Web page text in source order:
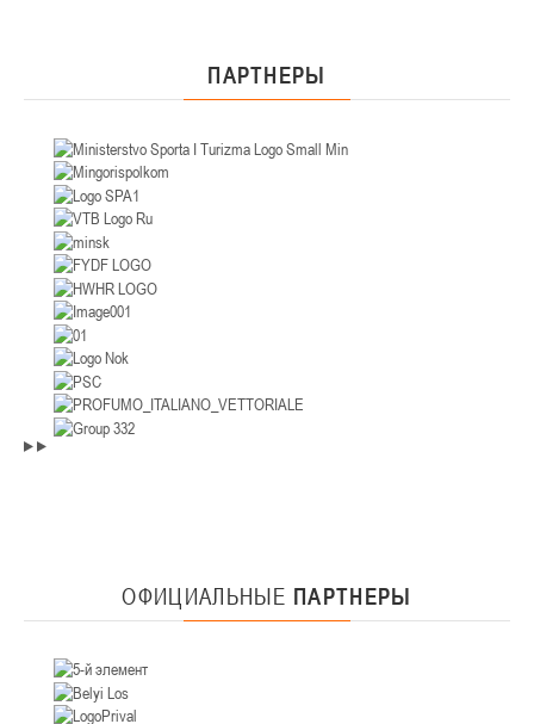
ПАРТНЕРЫ
ОФИЦИАЛЬНЫЕ ПАРТНЕРЫ